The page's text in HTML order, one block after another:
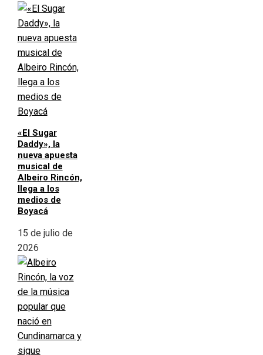
«El Sugar
Daddy», la
nueva apuesta
musical de
Albeiro Rincón,
llega a los
medios de
Boyacá
15 de julio de
2026